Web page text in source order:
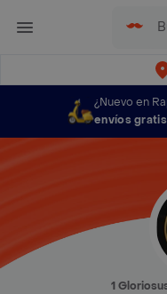
¿Nuevo en
envíos
1